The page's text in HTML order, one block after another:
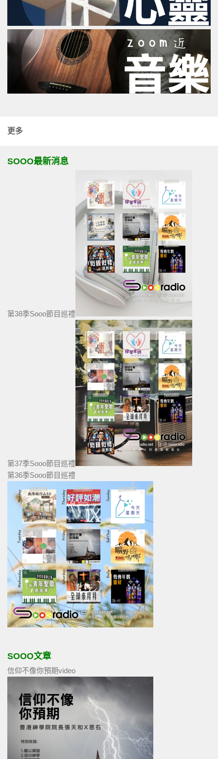
更多
SOOO最新消息
第38季Sooo節目巡禮
第37季Sooo節目巡禮
第36季Sooo節目巡禮
SOOO文章
信仰不像你預期video